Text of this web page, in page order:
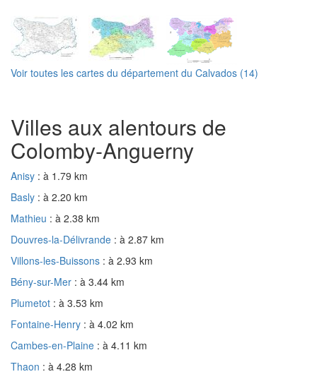
Voir toutes les cartes du département du Calvados (14)
Villes aux alentours de
Colomby-Anguerny
Anisy : à 1.79 km
Basly : à 2.20 km
Mathieu : à 2.38 km
Douvres-la-Délivrande : à 2.87 km
Villons-les-Buissons : à 2.93 km
Bény-sur-Mer : à 3.44 km
Plumetot : à 3.53 km
Fontaine-Henry : à 4.02 km
Cambes-en-Plaine : à 4.11 km
Thaon : à 4.28 km